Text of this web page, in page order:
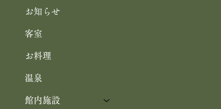
お知らせ
客室
お料理
温泉
館内施設